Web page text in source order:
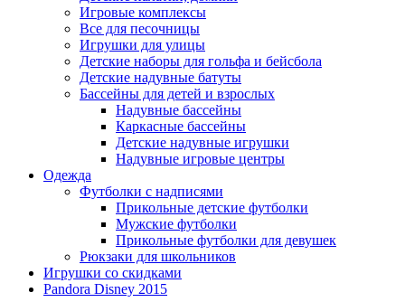
Игровые комплексы
Все для песочницы
Игрушки для улицы
Детские наборы для гольфа и бейсбола
Детские надувные батуты
Бассейны для детей и взрослых
Надувные бассейны
Каркасные бассейны
Детские надувные игрушки
Надувные игровые центры
Одежда
Футболки с надписями
Прикольные детские футболки
Мужские футболки
Прикольные футболки для девушек
Рюкзаки для школьников
Игрушки со скидками
Pandora Disney 2015